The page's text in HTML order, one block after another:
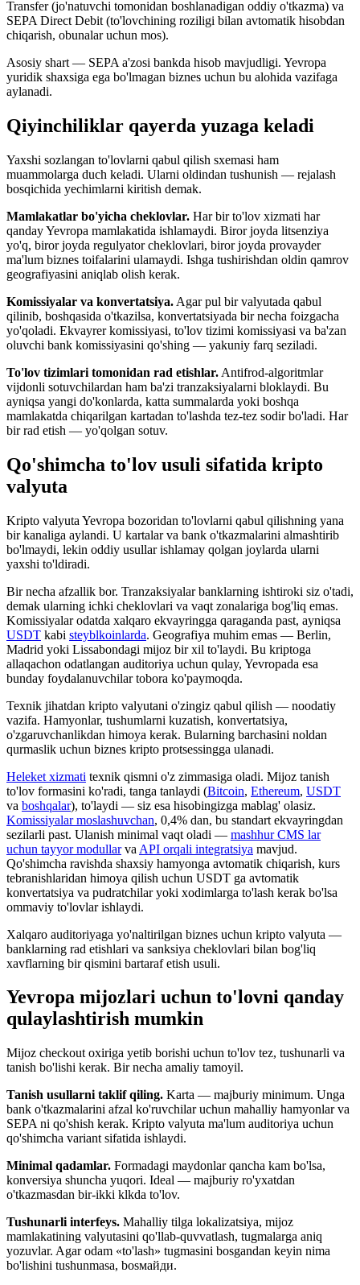
Transfer (jo'natuvchi tomonidan boshlanadigan oddiy o'tkazma) va
SEPA Direct Debit (to'lovchining roziligi bilan avtomatik hisobdan
chiqarish, obunalar uchun mos).
Asosiy shart — SEPA a'zosi bankda hisob mavjudligi. Yevropa
yuridik shaxsiga ega bo'lmagan biznes uchun bu alohida vazifaga
aylanadi.
Qiyinchiliklar qayerda yuzaga keladi
Yaxshi sozlangan to'lovlarni qabul qilish sxemasi ham
muammolarga duch keladi. Ularni oldindan tushunish — rejalash
bosqichida yechimlarni kiritish demak.
Mamlakatlar bo'yicha cheklovlar. Har bir to'lov xizmati har
qanday Yevropa mamlakatida ishlamaydi. Biror joyda litsenziya
yo'q, biror joyda regulyator cheklovlari, biror joyda provayder
ma'lum biznes toifalarini ulamaydi. Ishga tushirishdan oldin qamrov
geografiyasini aniqlab olish kerak.
Komissiyalar va konvertatsiya. Agar pul bir valyutada qabul
qilinib, boshqasida o'tkazilsa, konvertatsiyada bir necha foizgacha
yo'qoladi. Ekvayrer komissiyasi, to'lov tizimi komissiyasi va ba'zan
oluvchi bank komissiyasini qo'shing — yakuniy farq seziladi.
To'lov tizimlari tomonidan rad etishlar. Antifrod-algoritmlar
vijdonli sotuvchilardan ham ba'zi tranzaksiyalarni bloklaydi. Bu
ayniqsa yangi do'konlarda, katta summalarda yoki boshqa
mamlakatda chiqarilgan kartadan to'lashda tez-tez sodir bo'ladi. Har
bir rad etish — yo'qolgan sotuv.
Qo'shimcha to'lov usuli sifatida kripto
valyuta
Kripto valyuta Yevropa bozoridan to'lovlarni qabul qilishning yana
bir kanaliga aylandi. U kartalar va bank o'tkazmalarini almashtirib
bo'lmaydi, lekin oddiy usullar ishlamay qolgan joylarda ularni
yaxshi to'ldiradi.
Bir necha afzallik bor. Tranzaksiyalar banklarning ishtiroki siz o'tadi,
demak ularning ichki cheklovlari va vaqt zonalariga bog'liq emas.
Komissiyalar odatda xalqaro ekvayringga qaraganda past, ayniqsa
USDT kabi steyblkoinlarda. Geografiya muhim emas — Berlin,
Madrid yoki Lissabondagi mijoz bir xil to'laydi. Bu kriptoga
allaqachon odatlangan auditoriya uchun qulay, Yevropada esa
bunday foydalanuvchilar tobora ko'paymoqda.
Texnik jihatdan kripto valyutani o'zingiz qabul qilish — noodatiy
vazifa. Hamyonlar, tushumlarni kuzatish, konvertatsiya,
o'zgaruvchanlikdan himoya kerak. Bularning barchasini noldan
qurmaslik uchun biznes kripto protsessingga ulanadi.
Heleket xizmati texnik qismni o'z zimmasiga oladi. Mijoz tanish
to'lov formasini ko'radi, tanga tanlaydi (Bitcoin, Ethereum, USDT
va boshqalar), to'laydi — siz esa hisobingizga mablag' olasiz.
Komissiyalar moslashuvchan, 0,4% dan, bu standart ekvayringdan
sezilarli past. Ulanish minimal vaqt oladi — mashhur CMS lar
uchun tayyor modullarva API orqali integratsiya mavjud.
Qo'shimcha ravishda shaxsiy hamyonga avtomatik chiqarish, kurs
tebranishlaridan himoya qilish uchun USDT ga avtomatik
konvertatsiya va pudratchilar yoki xodimlarga to'lash kerak bo'lsa
ommaviy to'lovlar ishlaydi.
Xalqaro auditoriyaga yo'naltirilgan biznes uchun kripto valyuta —
banklarning rad etishlari va sanksiya cheklovlari bilan bog'liq
xavflarning bir qismini bartaraf etish usuli.
Yevropa mijozlari uchun to'lovni qanday
qulaylashtirish mumkin
Mijoz checkout oxiriga yetib borishi uchun to'lov tez, tushunarli va
tanish bo'lishi kerak. Bir necha amaliy tamoyil.
Tanish usullarni taklif qiling. Karta — majburiy minimum. Unga
bank o'tkazmalarini afzal ko'ruvchilar uchun mahalliy hamyonlar va
SEPA ni qo'shish kerak. Kripto valyuta ma'lum auditoriya uchun
qo'shimcha variant sifatida ishlaydi.
Minimal qadamlar. Formadagi maydonlar qancha kam bo'lsa,
konversiya shuncha yuqori. Ideal — majburiy ro'yxatdan
o'tkazmasdan bir-ikki klkda to'lov.
Tushunarli interfeys. Mahalliy tilga lokalizatsiya, mijoz
mamlakatining valyutasini qo'llab-quvvatlash, tugmalarga aniq
yozuvlar. Agar odam «to'lash» tugmasini bosgandan keyin nima
bo'lishini tushunmasa, bosмайди.